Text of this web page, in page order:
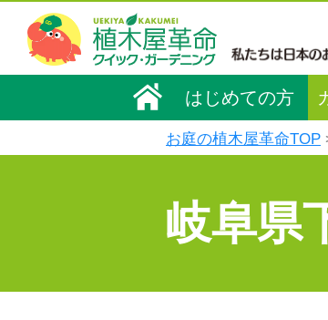
はじめての方
お庭の植木屋革命TOP
岐阜県